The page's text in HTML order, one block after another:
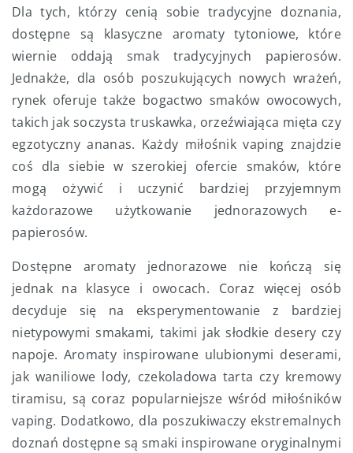
Dla tych, którzy cenią sobie tradycyjne doznania,
dostępne są klasyczne aromaty tytoniowe, które
wiernie oddają smak tradycyjnych papierosów.
Jednakże, dla osób poszukujących nowych wrażeń,
rynek oferuje także bogactwo smaków owocowych,
takich jak soczysta truskawka, orzeźwiająca mięta czy
egzotyczny ananas. Każdy miłośnik vaping znajdzie
coś dla siebie w szerokiej ofercie smaków, które
mogą ożywić i uczynić bardziej przyjemnym
każdorazowe użytkowanie jednorazowych e-
papierosów.
Dostępne aromaty jednorazowe nie kończą się
jednak na klasyce i owocach. Coraz więcej osób
decyduje się na eksperymentowanie z bardziej
nietypowymi smakami, takimi jak słodkie desery czy
napoje. Aromaty inspirowane ulubionymi deserami,
jak waniliowe lody, czekoladowa tarta czy kremowy
tiramisu, są coraz popularniejsze wśród miłośników
vaping. Dodatkowo, dla poszukiwaczy ekstremalnych
doznań dostępne są smaki inspirowane oryginalnymi